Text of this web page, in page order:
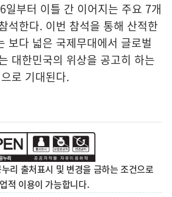
일부터 이틀 간 이어지는 주요 7개
석한다. 이번 참석을 통해 산적한
보다 넓은 국제무대에서 글로벌
대한민국의 위상을 공고히 하는
로 기대된다.
리 출처표시 및 변경을 금하는 조건으로
적 이용이 가능합니다.